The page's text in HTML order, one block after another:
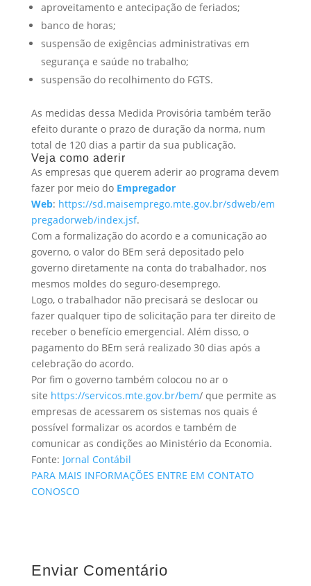
aproveitamento e antecipação de feriados;
banco de horas;
suspensão de exigências administrativas em
segurança e saúde no trabalho;
suspensão do recolhimento do FGTS.
As medidas dessa Medida Provisória também terão
efeito durante o prazo de duração da norma, num
total de 120 dias a partir da sua publicação.
Veja como aderir
As empresas que querem aderir ao programa devem
fazer por meio do Empregador
Web: https://sd.maisemprego.mte.gov.br/sdweb/em
pregadorweb/index.jsf.
Com a formalização do acordo e a comunicação ao
governo, o valor do BEm será depositado pelo
governo diretamente na conta do trabalhador, nos
mesmos moldes do seguro-desemprego.
Logo, o trabalhador não precisará se deslocar ou
fazer qualquer tipo de solicitação para ter direito de
receber o benefício emergencial. Além disso, o
pagamento do BEm será realizado 30 dias após a
celebração do acordo.
Por fim o governo também colocou no ar o
site https://servicos.mte.gov.br/bem/ que permite as
empresas de acessarem os sistemas nos quais é
possível formalizar os acordos e também de
comunicar as condições ao Ministério da Economia.
Fonte: Jornal Contábil
PARA MAIS INFORMAÇÕES ENTRE EM CONTATO
CONOSCO
Enviar Comentário